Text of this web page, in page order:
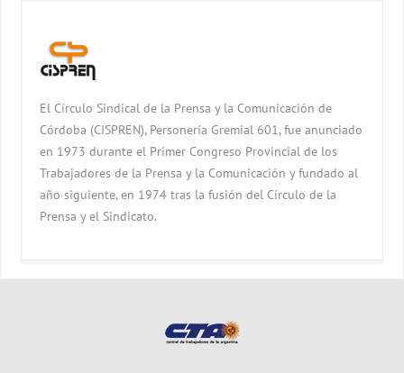
El Círculo Sindical de la Prensa y la Comunicación de
Córdoba (CISPREN), Personería Gremial 601, fue anunciado
en 1973 durante el Primer Congreso Provincial de los
Trabajadores de la Prensa y la Comunicación y fundado al
año siguiente, en 1974 tras la fusión del Círculo de la
Prensa y el Sindicato.